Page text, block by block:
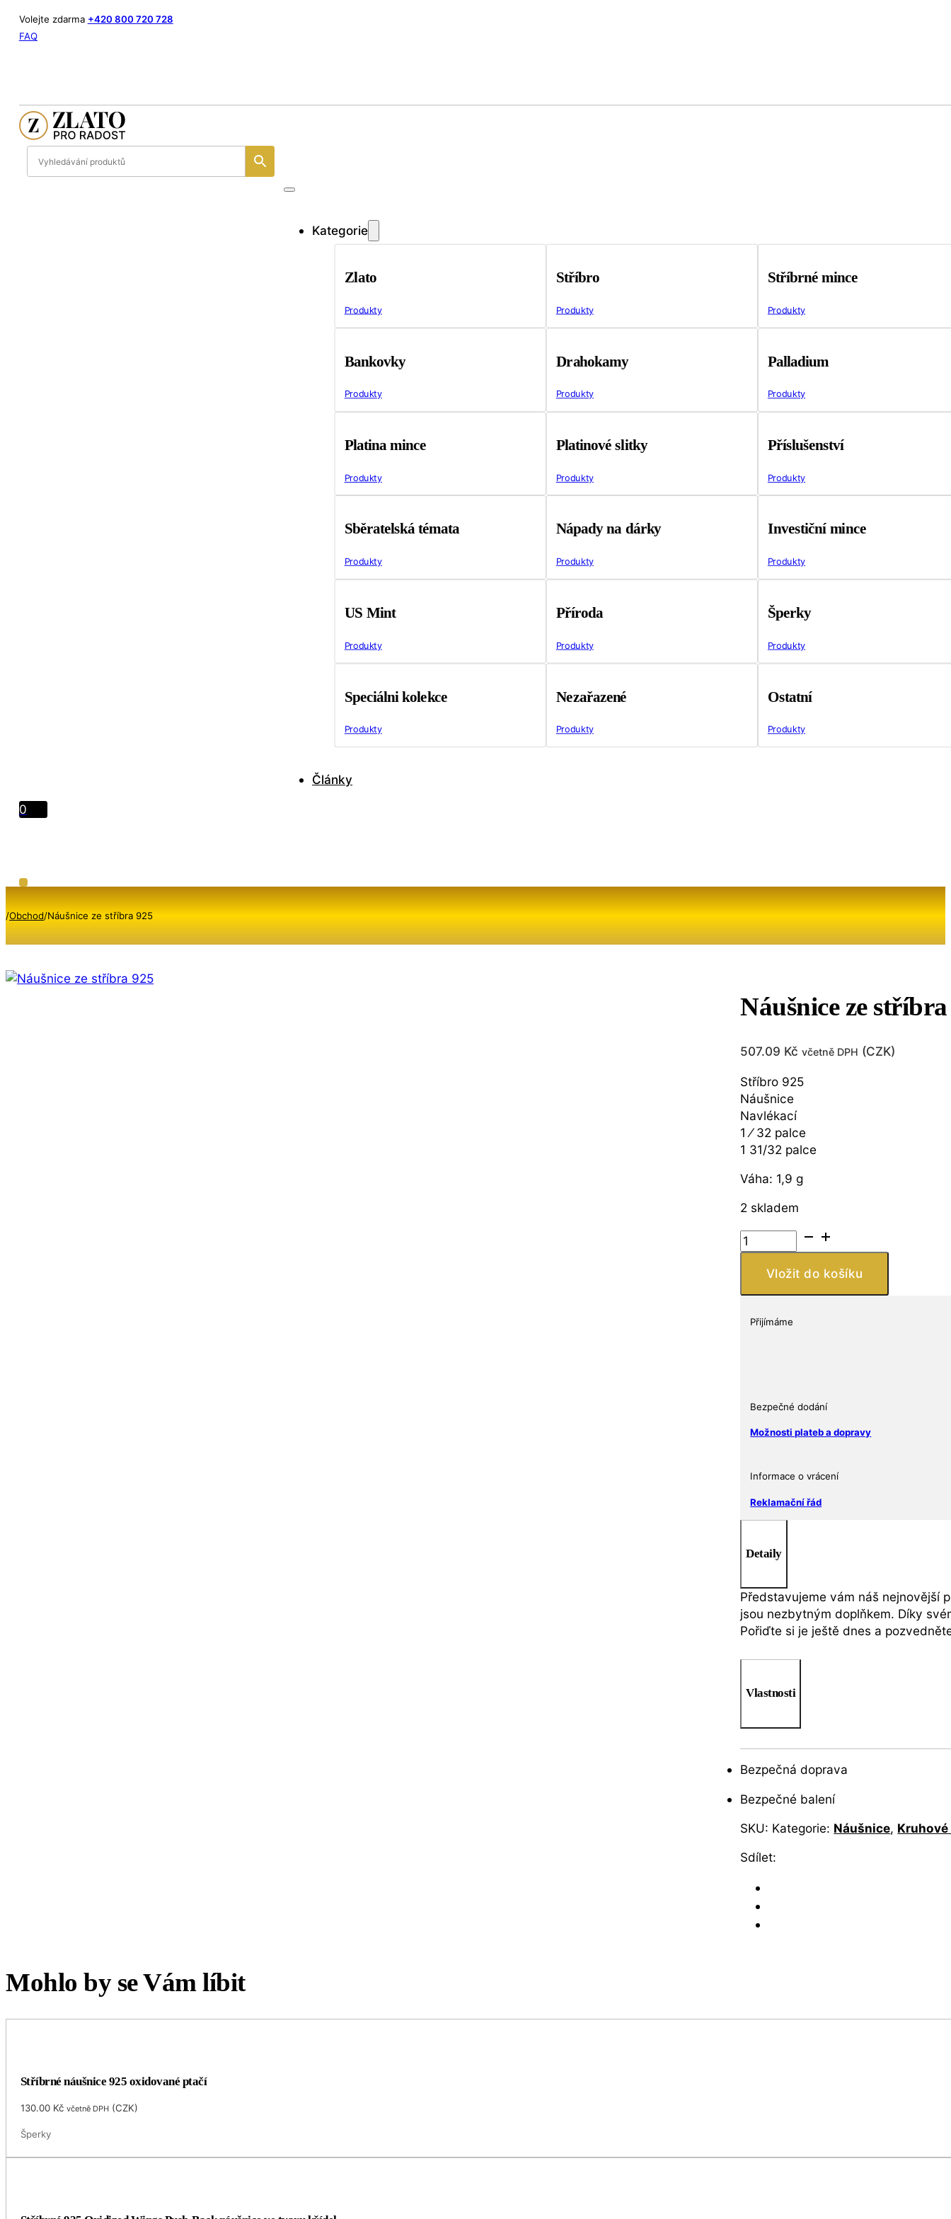
Volejte zdarma +420 800 720 728
FAQ
Kategorie
Zlato
Produkty
Stříbro
Produkty
Stříbrné mince
Produkty
Bankovky
Produkty
Drahokamy
Produkty
Palladium
Produkty
Platina mince
Produkty
Platinové slitky
Produkty
Příslušenství
Produkty
Sběratelská témata
Produkty
Nápady na dárky
Produkty
Investiční mince
Produkty
US Mint
Produkty
Příroda
Produkty
Šperky
Produkty
Speciálni kolekce
Produkty
Nezařazené
Produkty
Ostatní
Produkty
Články
0
/Obchod/Náušnice ze stříbra 925
Náušnice ze
507.09 Kč včetně DPH (CZK)
Stříbro 925
Náušnice
Navlékací
1 ⁄ 32 palce
1 31/32 palce
Váha: 1,9 g
2 skladem
Náušnice
ze
stříbraVložit do košíku
Přijímáme
Bezpečné dodání
Možnosti plateb a dopravy
Informace o vrácení
Reklamační řád
Detaily
Představujeme vám náš nejnovější
jsou nezbytným doplňkem. Díky
Pořiďte si je ještě dnes a
Vlastnosti
Bezpečná doprava
Bezpečné balení
SKU: Kategorie: Náušnice,
Sdílet:
Mohlo by se Vám líbit
Stříbrné náušnice 925 oxidované ptačí
130.00 Kč včetně DPH(CZK)
Šperky